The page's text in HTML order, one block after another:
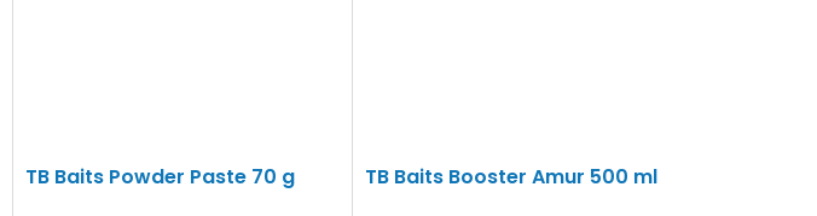
TB Baits Powder Paste 70 g TB Baits Booster Amur 500 ml